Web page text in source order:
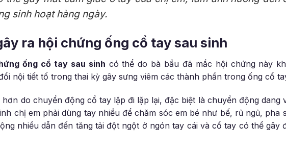
sinh hoạt hàng ngày.
ra hội chứng ống cổ tay sau sinh
ống cổ tay sau sinh có thể do bà bầu đã mắc hội chứng này
nội tiết tố trong thai kỳ gây sưng viêm các thành phần trong ống cổ
do chuyển động cổ tay lặp đi lặp lại, đặc biệt là chuyển động dang
chị em phải dùng tay nhiều để chăm sóc em bé như bế, rủ ngủ, pha
nhiều dẫn đến tăng tải đột ngột ở ngón tay cái và cổ tay có thể gây